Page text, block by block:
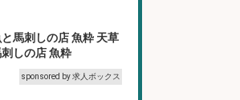
馬刺しの店 魚粋 天草
しの店 魚粋
sponsored by 求人ボックス